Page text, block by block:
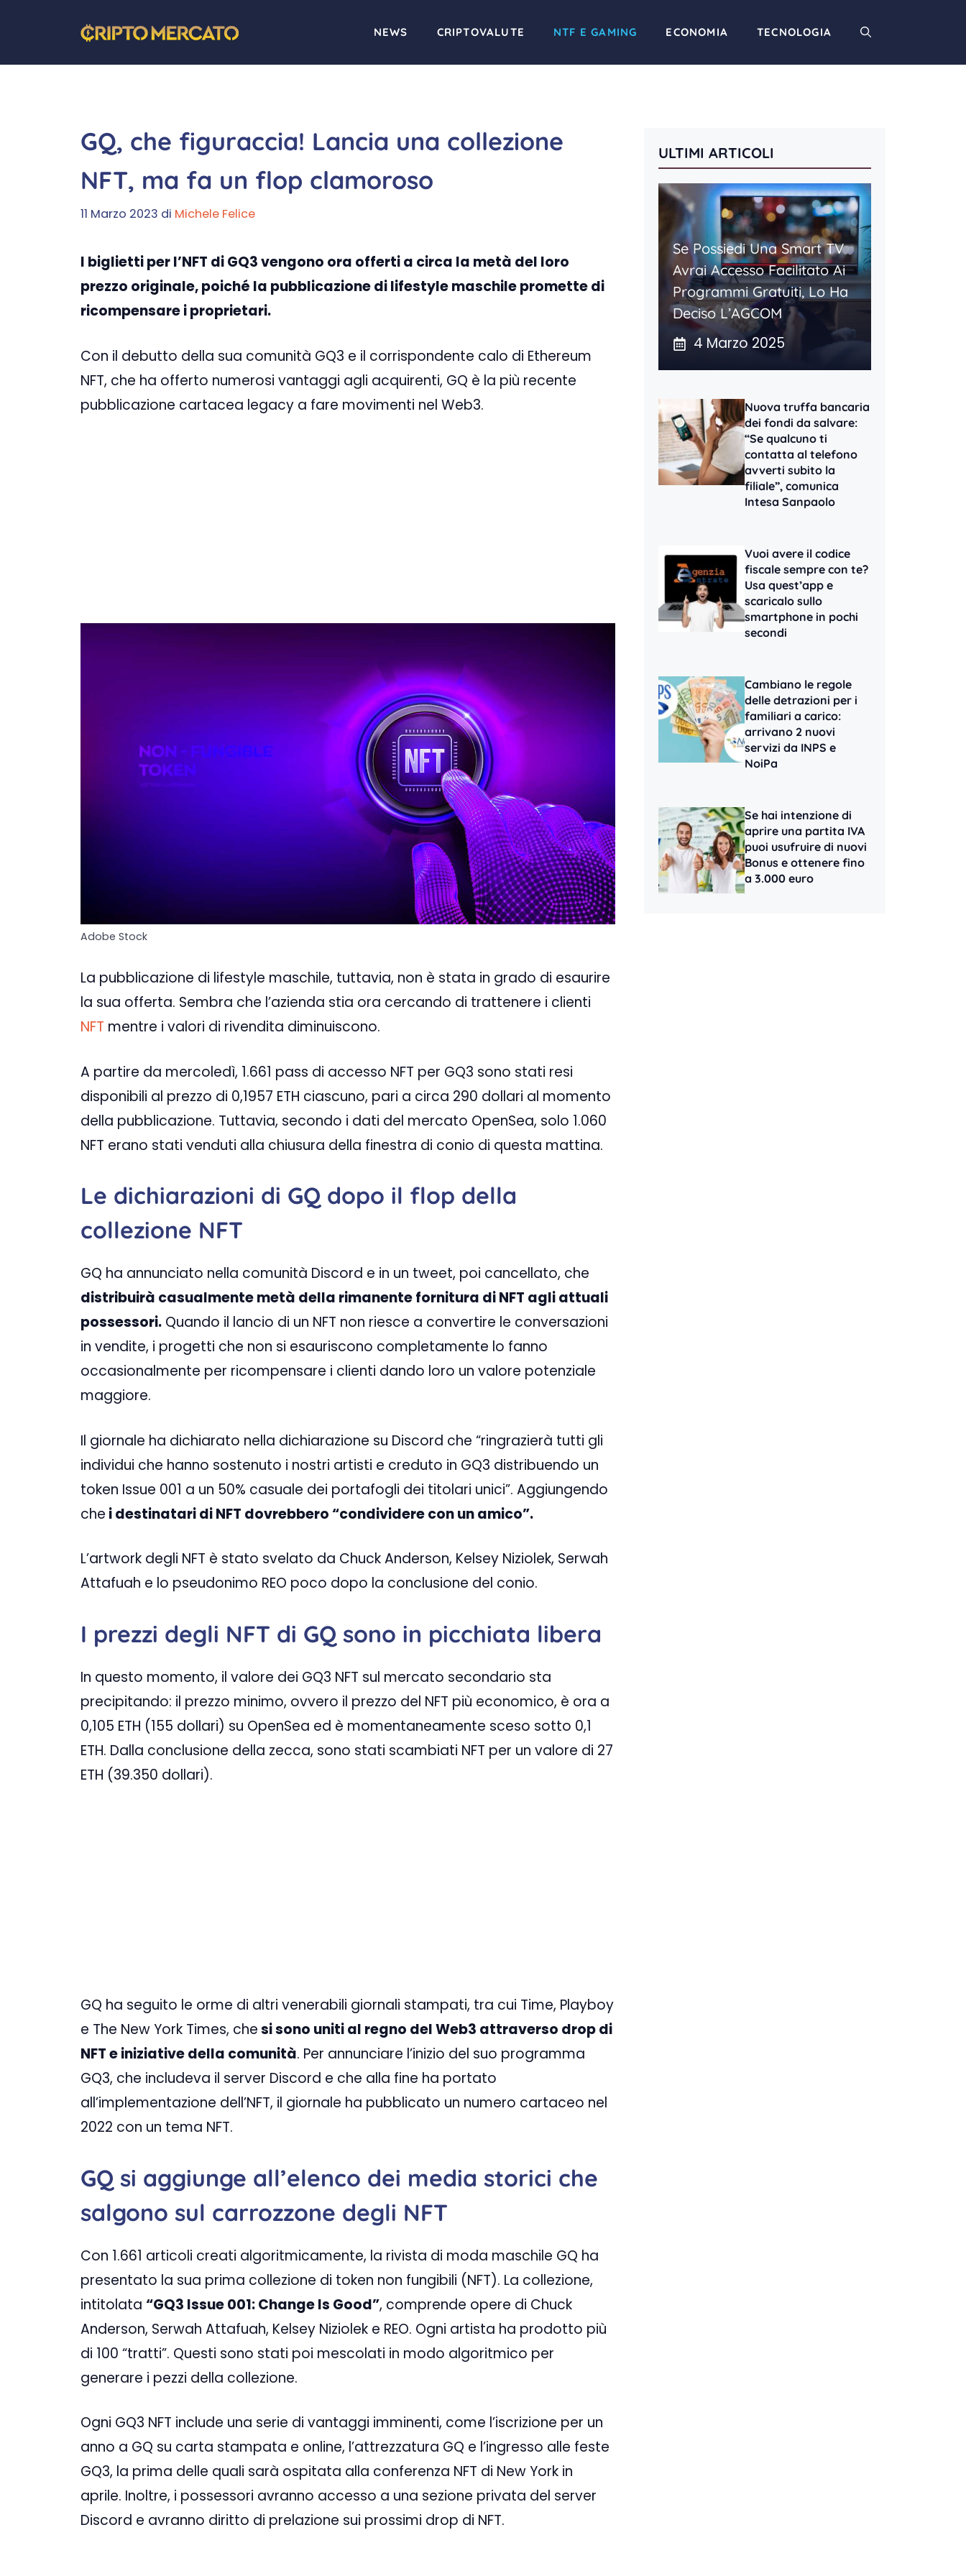
contenuto
NEWS CRIPTOVALUTE NTF E GAMING ECONOMIA TECNOLOGIA
GQ, che figuraccia! Lancia una collezione
NFT, ma fa un flop clamoroso
11 Marzo 2023 di Michele Felice
I biglietti per l’NFT di GQ3 vengono ora offerti a circa la metà del loro
prezzo originale, poiché la pubblicazione di lifestyle maschile promette di
ricompensare i proprietari.
Con il debutto della sua comunità GQ3 e il corrispondente calo di Ethereum
NFT, che ha offerto numerosi vantaggi agli acquirenti, GQ è la più recente
pubblicazione cartacea legacy a fare movimenti nel Web3.
Adobe Stock
La pubblicazione di lifestyle maschile, tuttavia, non è stata in grado di esaurire
la sua offerta. Sembra che l’azienda stia ora cercando di trattenere i clienti
NFT mentre i valori di rivendita diminuiscono.
A partire da mercoledì, 1.661 pass di accesso NFT per GQ3 sono stati resi
disponibili al prezzo di 0,1957 ETH ciascuno, pari a circa 290 dollari al momento
della pubblicazione. Tuttavia, secondo i dati del mercato OpenSea, solo 1.060
NFT erano stati venduti alla chiusura della finestra di conio di questa mattina.
Le dichiarazioni di GQ dopo il flop della
collezione NFT
GQ ha annunciato nella comunità Discord e in un tweet, poi cancellato, che
distribuirà casualmente metà della rimanente fornitura di NFT agli attuali
possessori. Quando il lancio di un NFT non riesce a convertire le conversazioni
in vendite, i progetti che non si esauriscono completamente lo fanno
occasionalmente per ricompensare i clienti dando loro un valore potenziale
maggiore.
Il giornale ha dichiarato nella dichiarazione su Discord che “ringrazierà tutti gli
individui che hanno sostenuto i nostri artisti e creduto in GQ3 distribuendo un
token Issue 001 a un 50% casuale dei portafogli dei titolari unici”. Aggiungendo
che i destinatari di NFT dovrebbero “condividere con un amico”.
L’artwork degli NFT è stato svelato da Chuck Anderson, Kelsey Niziolek, Serwah
Attafuah e lo pseudonimo REO poco dopo la conclusione del conio.
I prezzi degli NFT di GQ sono in picchiata libera
In questo momento, il valore dei GQ3 NFT sul mercato secondario sta
precipitando: il prezzo minimo, ovvero il prezzo del NFT più economico, è ora a
0,105 ETH (155 dollari) su OpenSea ed è momentaneamente sceso sotto 0,1
ETH. Dalla conclusione della zecca, sono stati scambiati NFT per un valore di 27
ETH (39.350 dollari).
GQ ha seguito le orme di altri venerabili giornali stampati, tra cui Time, Playboy
e The New York Times, chesi sono uniti al regno del Web3 attraverso drop di
NFT e iniziative della comunità. Per annunciare l’inizio del suo programma
GQ3, che includeva il server Discord e che alla fine ha portato
all’implementazione dell’NFT, il giornale ha pubblicato un numero cartaceo nel
2022 con un tema NFT.
GQ si aggiunge all’elenco dei media storici che
salgono sul carrozzone degli NFT
Con 1.661 articoli creati algoritmicamente, la rivista di moda maschile GQ ha
presentato la sua prima collezione di token non fungibili (NFT). La collezione,
intitolata “GQ3 Issue 001: Change Is Good”, comprende opere di Chuck
Anderson, Serwah Attafuah, Kelsey Niziolek e REO. Ogni artista ha prodotto più
di 100 “tratti”. Questi sono stati poi mescolati in modo algoritmico per
generare i pezzi della collezione.
Ogni GQ3 NFT include una serie di vantaggi imminenti, come l’iscrizione per un
anno a GQ su carta stampata e online, l’attrezzatura GQ e l’ingresso alle feste
GQ3, la prima delle quali sarà ospitata alla conferenza NFT di New York in
aprile. Inoltre, i possessori avranno accesso a una sezione privata del server
Discord e avranno diritto di prelazione sui prossimi drop di NFT.
ULTIMI ARTICOLI
Se Possiedi Una Smart TV
Avrai Accesso Facilitato Ai
Programmi Gratuiti, Lo Ha
Deciso L’AGCOM
4 Marzo 2025
Nuova truffa bancaria
dei fondi da salvare:
“Se qualcuno ti
contatta al telefono
avverti subito la
filiale”, comunica
Intesa Sanpaolo
Vuoi avere il codice
fiscale sempre con te?
Usa quest’app e
scaricalo sullo
smartphone in pochi
secondi
Cambiano le regole
delle detrazioni per i
familiari a carico:
arrivano 2 nuovi
servizi da INPS e
NoiPa
Se hai intenzione di
aprire una partita IVA
puoi usufruire di nuovi
Bonus e ottenere fino
a 3.000 euro